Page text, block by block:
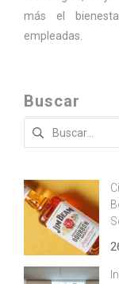
más el
empleadas.
Buscar
Buscar: